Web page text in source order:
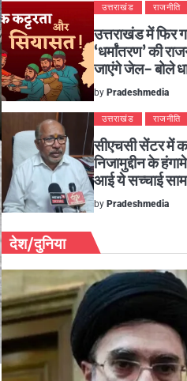
उत्तराखंड राजनीति
उत्तराखंड में फिर
‘धर्मांतरण’ की
जाएंगे जेल- बोले
by Pradeshmedia
उत्तराखंड राजनीति
सीएचसी सेंटर में
निजामुद्दीन के
आई ये सच्चाई
by Pradeshmedia
देश/दुनिया